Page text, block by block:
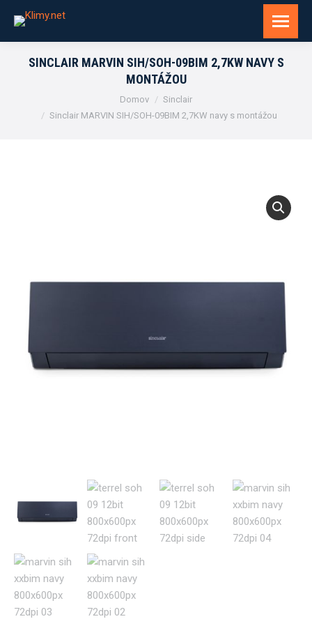
SINCLAIR MARVIN SIH/SOH-09BIM 2,7KW NAVY S
MONTÁŽOU
Domov
Sinclair
Sinclair MARVIN SIH/SOH-09BIM 2,7KW navy s montážou